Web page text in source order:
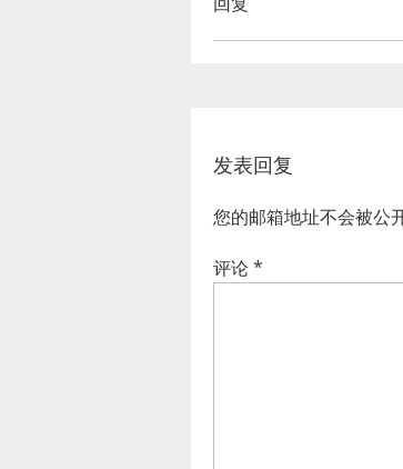
发表回复
您的邮箱地址不会被公开
评论*